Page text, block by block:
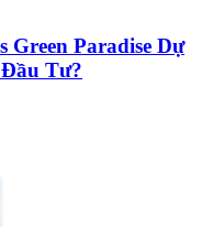
Green Paradise Dự
Tư?